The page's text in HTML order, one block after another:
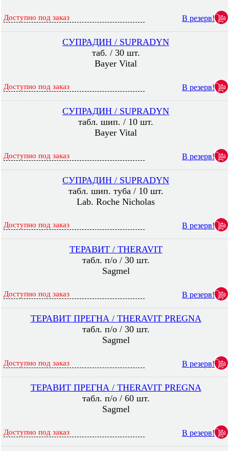
Доступно под заказ В резерв!
СУПРАДИН / SUPRADYN
таб. / 30 шт.
Bayer Vital
Доступно под заказ В резерв!
СУПРАДИН / SUPRADYN
табл. шип. / 10 шт.
Bayer Vital
Доступно под заказ В резерв!
СУПРАДИН / SUPRADYN
табл. шип. туба / 10 шт.
Lab. Roche Nicholas
Доступно под заказ В резерв!
ТЕРАВИТ / THERAVIT
табл. п/о / 30 шт.
Sagmel
Доступно под заказ В резерв!
ТЕРАВИТ ПРЕГНА / THERAVIT PREGNA
табл. п/о / 30 шт.
Sagmel
Доступно под заказ В резерв!
ТЕРАВИТ ПРЕГНА / THERAVIT PREGNA
табл. п/о / 60 шт.
Sagmel
Доступно под заказ В резерв!